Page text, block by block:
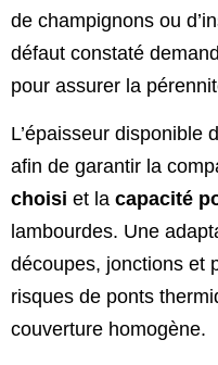
de champignons ou
défaut constaté
pour assurer la
L’épaisseur disponible
afin de garantir la
choisi et la capacité
lambourdes. Une
découpes, jonctions et
risques de ponts
couverture homogène.